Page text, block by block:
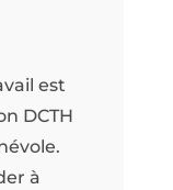
est
DCTH
à